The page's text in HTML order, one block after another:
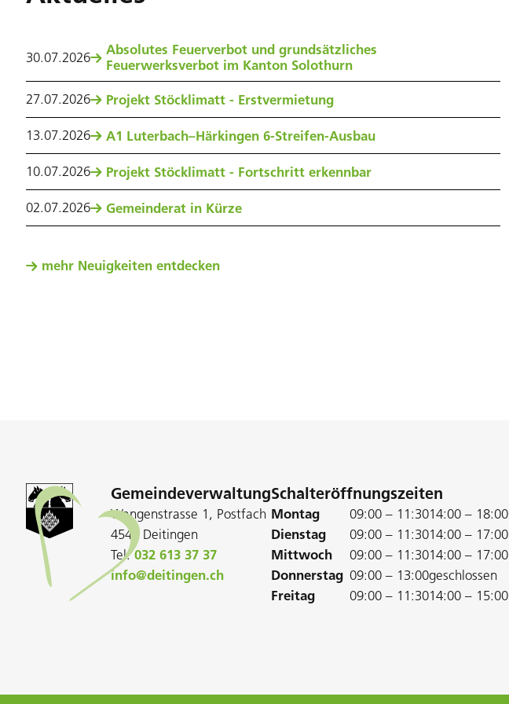
30.07.2026
Absolutes Feuerverbot und grundsätzliches
Feuerwerksverbot im Kanton Solothurn
27.07.2026 Projekt Stöcklimatt - Erstvermietung
13.07.2026 A1 Luterbach–Härkingen 6-Streifen-Ausbau
10.07.2026 Projekt Stöcklimatt - Fortschritt erkennbar
02.07.2026 Gemeinderat in Kürze
mehr Neuigkeiten entdecken
Gemeindeverwaltung
Wangenstrasse 1, Postfach
4543 Deitingen
Tel:032 613 37 37
info@deitingen.ch
Schalteröffnungszeiten
Montag 09:00 – 11:3014:00 – 18:00
Dienstag
09:00 – 11:3014:00 – 17:00
Mittwoch
09:00 – 11:3014:00 – 17:00
Donnerstag 09:00 – 13:00geschlossen
Freitag
09:00 – 11:3014:00 – 15:00